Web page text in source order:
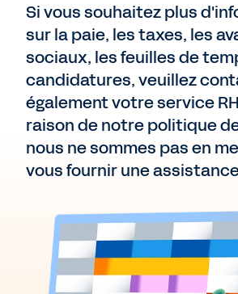
Si vous souhaitez plus
sur la paie, les taxes, les
sociaux, les feuilles de
candidatures, veuillez
également votre service RH
raison de notre politique
nous ne sommes pas en
vous fournir une